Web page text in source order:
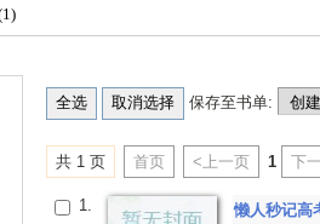
保存至书单:
共 1 页 首页 <上一页 1 下
1.
懒人秒记高